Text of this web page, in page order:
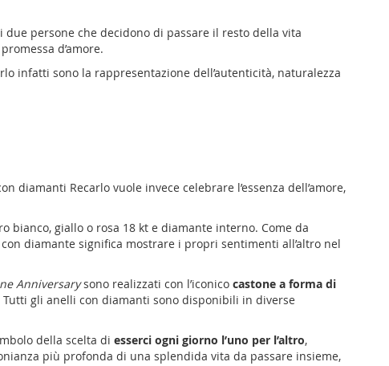
persone che decidono di passare il resto della vita
d’amore.
infatti sono la rappresentazione dell’autenticità, naturalezza
diamanti Recarlo vuole invece celebrare l’essenza dell’amore,
bianco, giallo o rosa 18 kt e diamante interno. Come da
diamante significa mostrare i propri sentimenti all’altro nel
Anniversarysono realizzati con l’iconico castone a forma di
gli anelli con diamanti sono disponibili in diverse
della scelta di esserci ogni giorno l’uno per l’altro,
più profonda di una splendida vita da passare insieme,